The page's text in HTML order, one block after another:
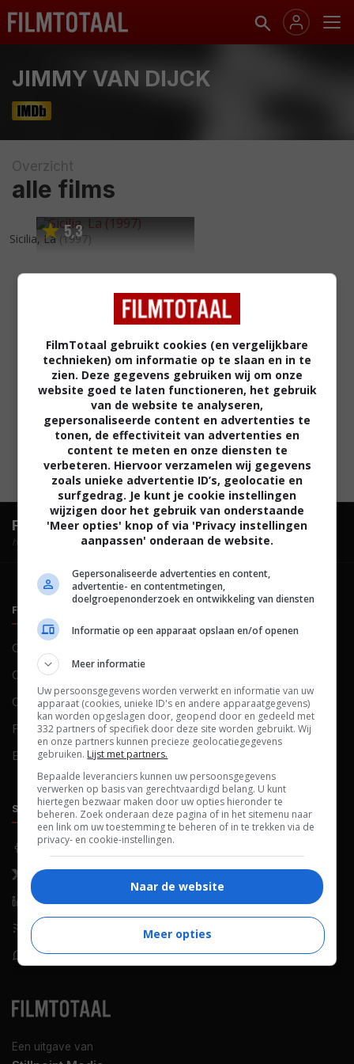
JIMMY VAN DIJCK
Overzicht
alle films
5,3
Sicilia, La (1997)
FilmTotaal.Hét online filmoverzicht.
hosted by
Een uitgave van
FILMTOTAAL
Contact
Over ons
Colofon
FAQ
Blog
Cookies
Cookievoorkeuren
SOCIALS
Facebook
X (Twitter)
LinkedIn
RSS-feed
WhatsApp
ONTDEKKEN
Nieuws
Netflix
Films op tv
Bioscoop
FilmTotaal gebruikt cookies (en vergelijkbare
technieken) om informatie op te slaan en in te
zien. Deze gegevens gebruiken wij om onze
website goed te laten functioneren, het gebruik
van de website te analyseren,
gepersonaliseerde content en advertenties te
tonen, de effectiviteit van advertenties en
content te meten en onze diensten te
verbeteren. Hiervoor verzamelen wij gegevens
zoals unieke advertentie ID’s, geolocatie en
surfgedrag. Je kunt je cookie instellingen
wijzigen door het gebruik van onderstaande
'Meer opties' knop of via 'Privacy instellingen
aanpassen' onderaan de website.
Gepersonaliseerde advertenties en content,
advertentie- en contentmetingen,
doelgroepenonderzoek en ontwikkeling van diensten
Informatie op een apparaat opslaan en/of openen
Meer informatie
Uw persoonsgegevens worden verwerkt en informatie van uw
apparaat (cookies, unieke ID's en andere apparaatgegevens)
kan worden opgeslagen door, geopend door en gedeeld met
332 partners of specifiek door deze site worden gebruikt. Wij
en onze partners kunnen precieze geolocatiegegevens
gebruiken. Lijst met partners.
Bepaalde leveranciers kunnen uw persoonsgegevens
verwerken op basis van gerechtvaardigd belang. U kunt
hiertegen bezwaar maken door uw opties hieronder te
beheren. Zoek onderaan deze pagina of in het sitemenu naar
een link om uw toestemming te beheren of in te trekken via de
privacy- en cookie-instellingen.
Naar de website
Meer opties